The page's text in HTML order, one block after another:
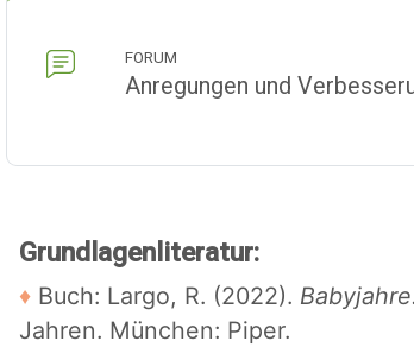
FORUM
Anregungen und
Grundlagenliteratur:
♦ Buch: Largo, R. (2022). Babyjahre.
Jahren. München: Piper.